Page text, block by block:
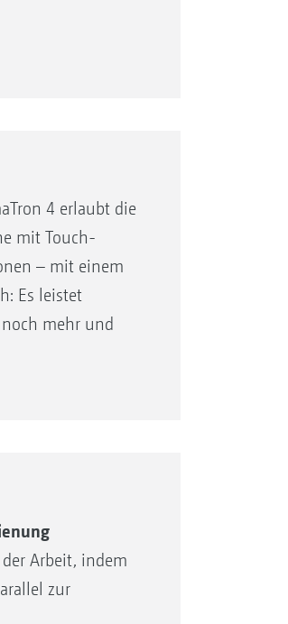
zu garantieren.
nicht an der
Fahrers​​​​​​​
4 erlaubt die
mit Touch-
– mit einem
Es leistet
mehr und
und intuitive
Arbeit, indem
zur